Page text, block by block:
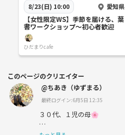
8/23(日) 10:00 愛知県
【女性限定WS】季節を届ける、葉
書ワークショップ～初心者歓迎
ひだまりcafe
このページのクリエイター
@ちあき（ゆずまる）
最終ログイン:6月5日 12:35
３０代、１児の母🌸